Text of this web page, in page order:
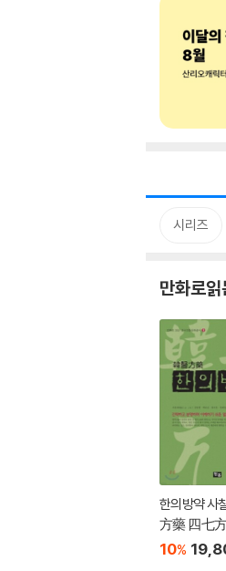
시리즈
만화로
한의방약 사
方藥 四七
10%